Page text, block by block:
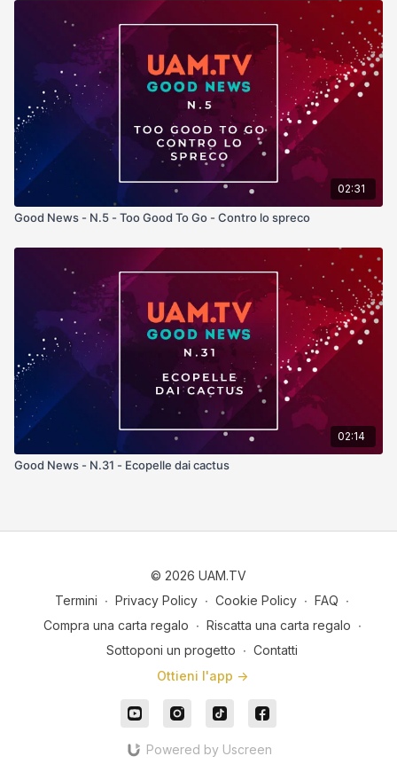
02:31
Good News - N.5 - Too Good To Go - Contro lo spreco
02:14
Good News - N.31 - Ecopelle dai cactus
© 2026 UAM.TV
Termini ∙ Privacy Policy ∙ Cookie Policy ∙ FAQ ∙
Compra una carta regalo ∙ Riscatta una carta regalo ∙
Sottoponi un progetto ∙ Contatti
Ottieni l'app ->
Powered by Uscreen